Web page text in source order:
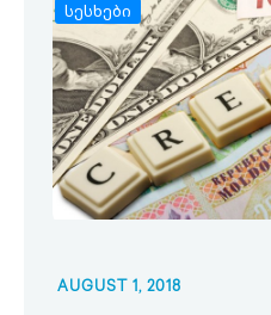
სესხები
AUGUST 1, 2018